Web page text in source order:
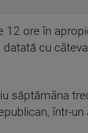
12 ore în
cu
săptămâna
într-un